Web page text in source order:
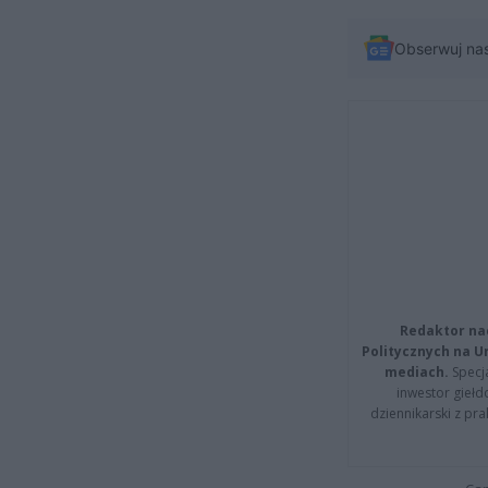
Obserwuj
Redaktor
Politycznych na
mediach.
inwestor
dziennikarski z